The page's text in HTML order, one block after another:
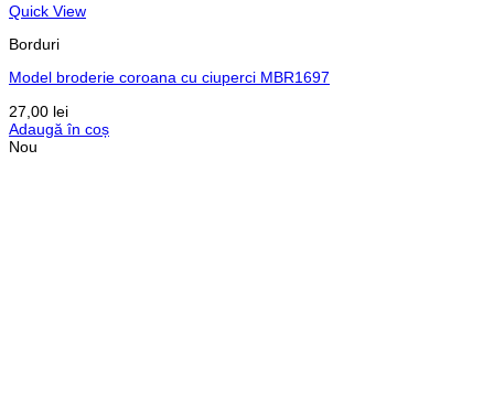
Quick View
Borduri
Model broderie coroana cu ciuperci MBR1697
27,00 lei
Adaugă în coș
Nou